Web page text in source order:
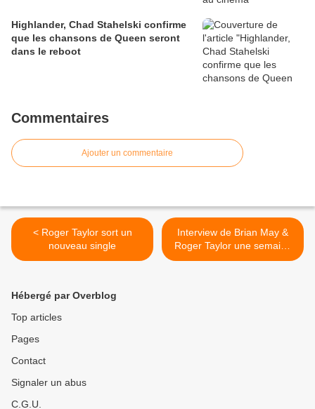
Highlander, Chad Stahelski confirme
que les chansons de Queen seront
dans le reboot
Commentaires
Ajouter un commentaire
< Roger Taylor sort un
nouveau single
Interview de Brian May &
Roger Taylor une semaine
après la mort de Freddie
Hébergé par Overblog
Top articles
Pages
Contact
Signaler un abus
C.G.U.